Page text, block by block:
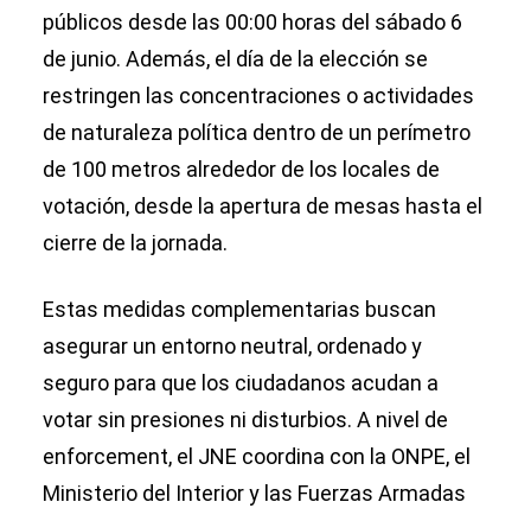
públicos desde las 00:00 horas del sábado 6
de junio. Además, el día de la elección se
restringen las concentraciones o actividades
de naturaleza política dentro de un perímetro
de 100 metros alrededor de los locales de
votación, desde la apertura de mesas hasta el
cierre de la jornada.
Estas medidas complementarias buscan
asegurar un entorno neutral, ordenado y
seguro para que los ciudadanos acudan a
votar sin presiones ni disturbios. A nivel de
enforcement, el JNE coordina con la ONPE, el
Ministerio del Interior y las Fuerzas Armadas